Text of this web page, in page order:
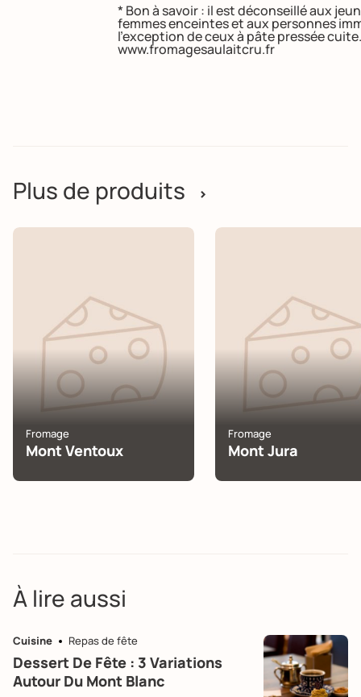
* Bon à savoir : il est déconseillé aux
femmes enceintes et aux personnes
l’exception de ceux à pâte pressée
www.fromagesaulaitcru.fr
Plus de produits >
Fromage
Mont Ventoux
Fromage
Mont Jura
À lire aussi
Cuisine Repas de fête
Dessert De Fête : 3 Variations
Autour Du Mont Blanc